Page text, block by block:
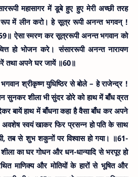
महासागर में डूबे हुए हुए मेरी अच्छी तरह
में लीन करो। हे सूत्र रूपी अनन्त भगवन् !
ऐसा स्मरण कर सूत्ररूपी अनन्त भगवान को
हो भोजन करे। संसाररूपी अनन्त नारायण
तथा अपने घर जायें ॥60॥
श्रीकृष्ण युधिष्ठिर से बोले – हे राजेन्द्र !
सुनकर शीला भी सुंदर डोरे को हाथ में बाँध व्रत
बायें हाथ में बाँधना कहा है वैसा बाँध कर अपने
स्वयं खाकर फिर प्रसन्न हो पति के साथ
तब से शुभ शकुनों पर विश्वास हो गया। ॥61-
का घर गोधन और धन-धान्यादि से भरपूर हो
माणिक्य और मोतियों के हारों से भूषित और